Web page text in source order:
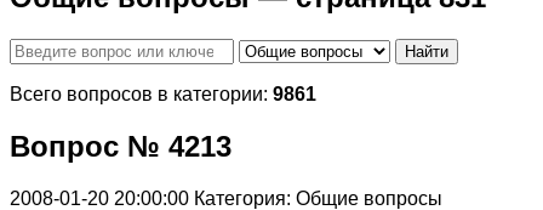
Найти
Всего вопросов в категории: 9861
Вопрос № 4213
2008-01-20 20:00:00 Категория: Общие вопросы